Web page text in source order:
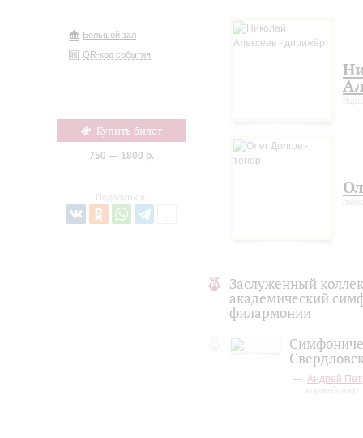
Большой зал
QR-код события
Купить билет
750 — 1800 р.
Поделиться:
Заслуженный
академический
филармонии
Андрей
хормейстер